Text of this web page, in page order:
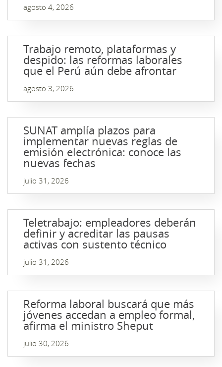
agosto 4, 2026
Trabajo remoto, plataformas y
despido: las reformas laborales
que el Perú aún debe afrontar
agosto 3, 2026
SUNAT amplía plazos para
implementar nuevas reglas de
emisión electrónica: conoce las
nuevas fechas
julio 31, 2026
Teletrabajo: empleadores deberán
definir y acreditar las pausas
activas con sustento técnico
julio 31, 2026
Reforma laboral buscará que más
jóvenes accedan a empleo formal,
afirma el ministro Sheput
julio 30, 2026